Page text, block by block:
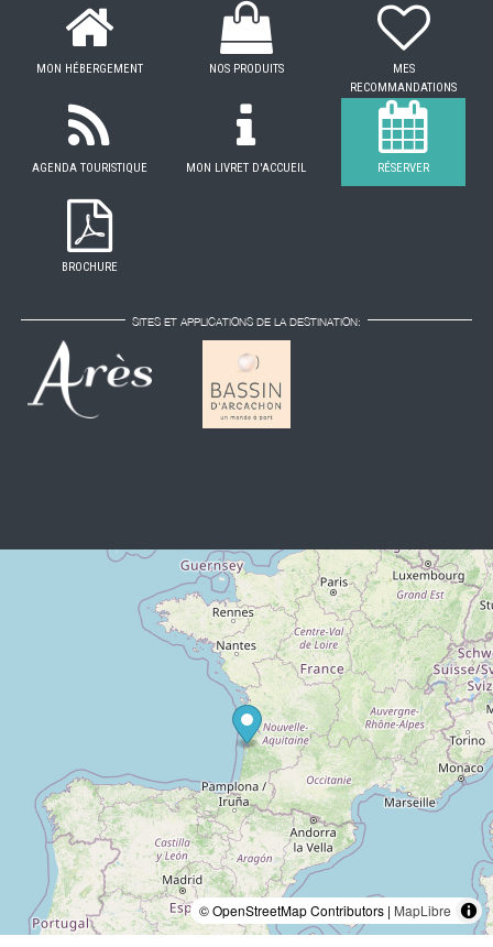
MON HÉBERGEMENT NOS PRODUITS
MES
RECOMMANDATIONS
AGENDA TOURISTIQUE MON LIVRET D'ACCUEIL RÉSERVER
BROCHURE
SITES ET APPLICATIONS DE LA DESTINATION:
© OpenStreetMap Contributors | MapLibre